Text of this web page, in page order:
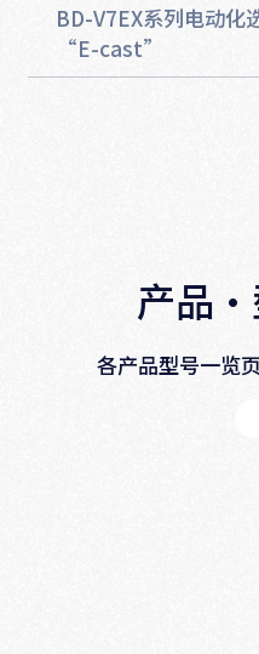
BD-V7EX系列电动化
“E-cast”
产品·
各产品型号一览